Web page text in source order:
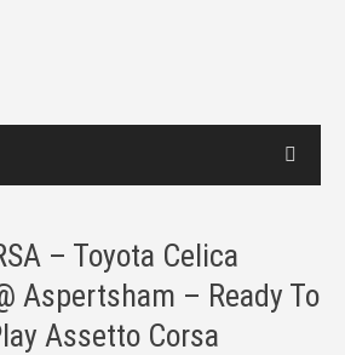
– Toyota Celica
Aspertsham – Ready To
Assetto Corsa